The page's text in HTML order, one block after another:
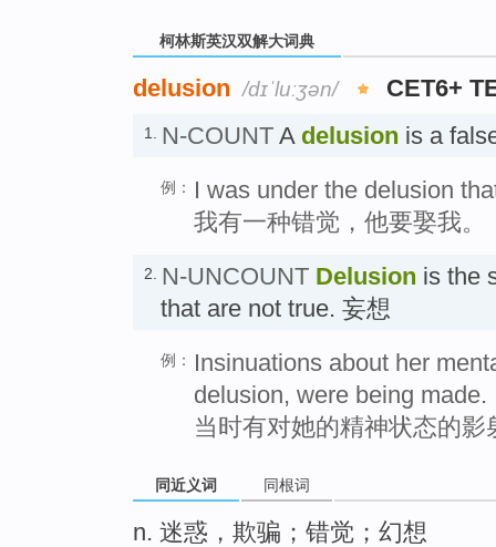
柯林斯英汉双解大词典
delusion /dɪˈluːʒən/ CET6+
1. N-COUNT A delusion is a
例：
I was under the delusion
我有一种错觉，他要娶我。
2. N-UNCOUNT Delusion is the
that are not true. 妄想
例：
Insinuations about her
delusion, were being made.
当时有对她的精神状态的
同近义词 同根词
n. 迷惑，欺骗；错觉；幻想